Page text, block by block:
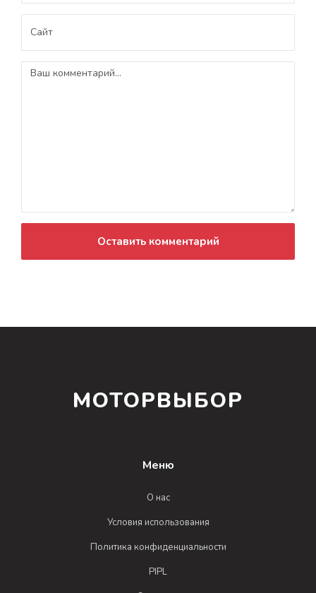
Оставить комментарий
МОТОРВЫБОР
Меню
О нас
Условия использования
Политика конфиденциальности
PIPL